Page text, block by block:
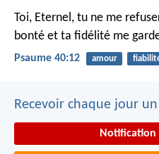
Toi, Eternel, tu ne me
bonté et ta fidélité me
Psaume 40:12 amour
Recevoir chaque jour